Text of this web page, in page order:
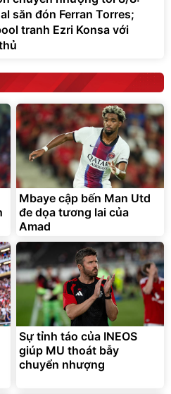
săn đón Ferran Torres;
tranh Ezri Konsa với
Mbaye cập bến Man Utd
đe dọa tương lai của
Amad
Sự tỉnh táo của INEOS
giúp MU thoát bẫy
chuyển nhượng